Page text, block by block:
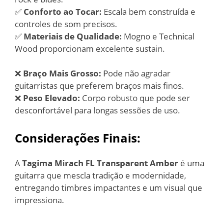
✅ Conforto ao Tocar: Escala bem construída e
controles de som precisos.
✅ Materiais de Qualidade: Mogno e Technical
Wood proporcionam excelente sustain.
❌ Braço Mais Grosso: Pode não agradar
guitarristas que preferem braços mais finos.
❌ Peso Elevado: Corpo robusto que pode ser
desconfortável para longas sessões de uso.
Considerações Finais:
ATagima Mirach FL Transparent Amber é uma
guitarra que mescla tradição e modernidade,
entregando timbres impactantes e um visual que
impressiona.